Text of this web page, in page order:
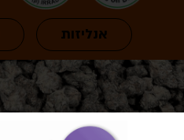
אנליזות